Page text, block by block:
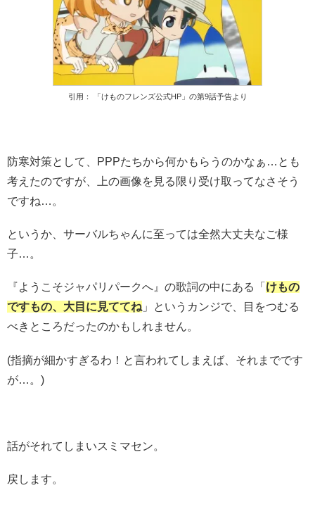
引用： 「けものフレンズ公式HP」の第9話予告より
防寒対策として、PPPたちから何かもらうのかなぁ…とも
考えたのですが、上の画像を見る限り受け取ってなさそう
ですね…。
というか、サーバルちゃんに至っては全然大丈夫なご様
子…。
『ようこそジャパリパークへ』の歌詞の中にある「 けもの
ですもの、大目に見ててね 」というカンジで、目をつむる
べきところだったのかもしれません。
(指摘が細かすぎるわ！と言われてしまえば、それまでです
が…。)
話がそれてしまいスミマセン。
戻します。